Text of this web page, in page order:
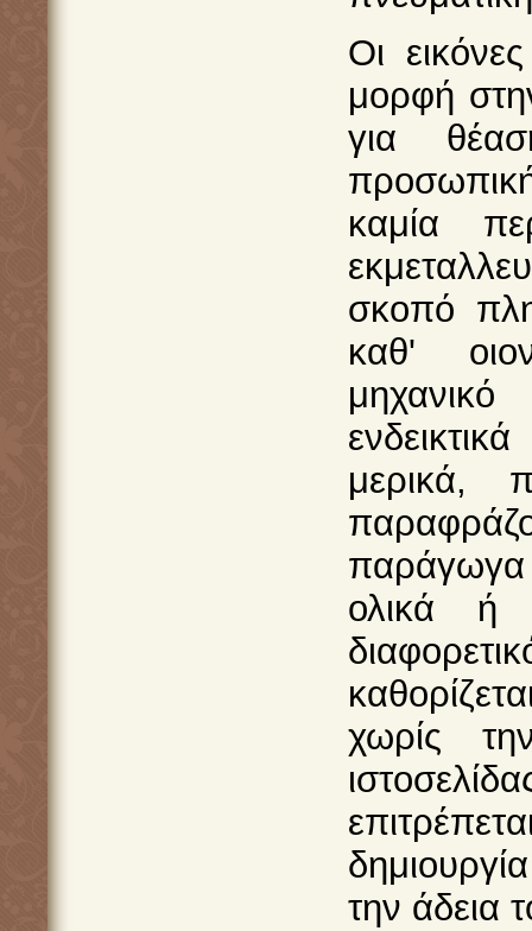
Οι
μορφή
για
καμία
σκοπό
καθ'
μερικά,
ολικά ή
χωρίς
την άδεια